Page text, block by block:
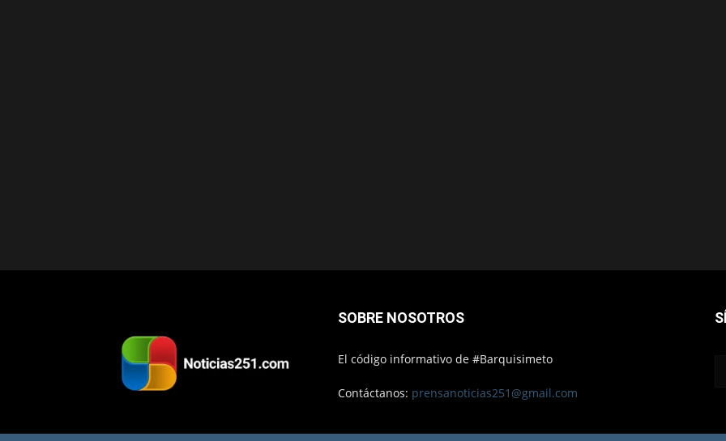
SOBRE NOSOTROS
El código informativo de #Barquisimeto
Contáctanos: prensanoticias251@gmail.com